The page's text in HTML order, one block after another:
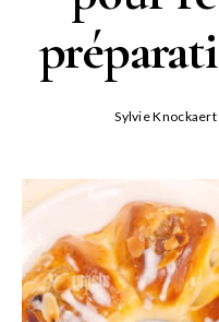
Sylvie Knockaert